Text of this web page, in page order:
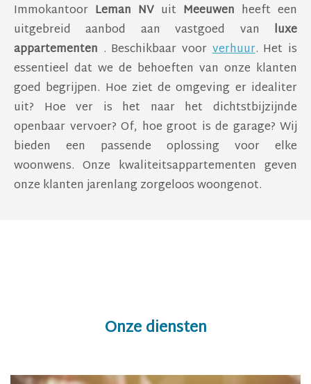
Immokantoor Leman NV uit Meeuwen heeft een
uitgebreid aanbod aan vastgoed van luxe
appartementen . Beschikbaar voorverhuur. Het is
essentieel dat we de behoeften van onze klanten
goed begrijpen. Hoe ziet de omgeving er idealiter
uit? Hoe ver is het naar het dichtstbijzijnde
openbaar vervoer? Of, hoe groot is de garage? Wij
bieden een passende oplossing voor elke
woonwens. Onze kwaliteitsappartementen geven
onze klanten jarenlang zorgeloos woongenot.
Onze diensten